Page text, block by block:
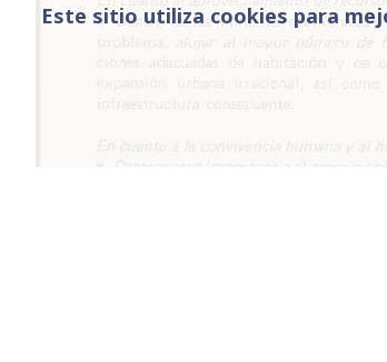
Este sitio utiliza cookies para